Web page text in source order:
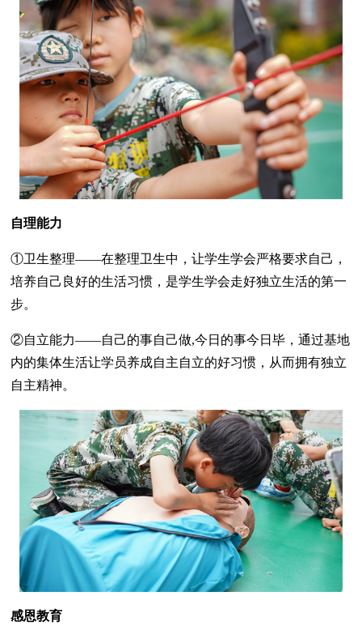
自理能力
①卫生整理——在整理卫生中，让学生学会严格要求自己，
培养自己良好的生活习惯，是学生学会走好独立生活的第一
步。
②自立能力——自己的事自己做,今日的事今日毕，通过基地
内的集体生活让学员养成自主自立的好习惯，从而拥有独立
自主精神。
感恩教育